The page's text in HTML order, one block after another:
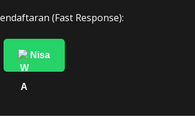
(Fast Response):
Nisa